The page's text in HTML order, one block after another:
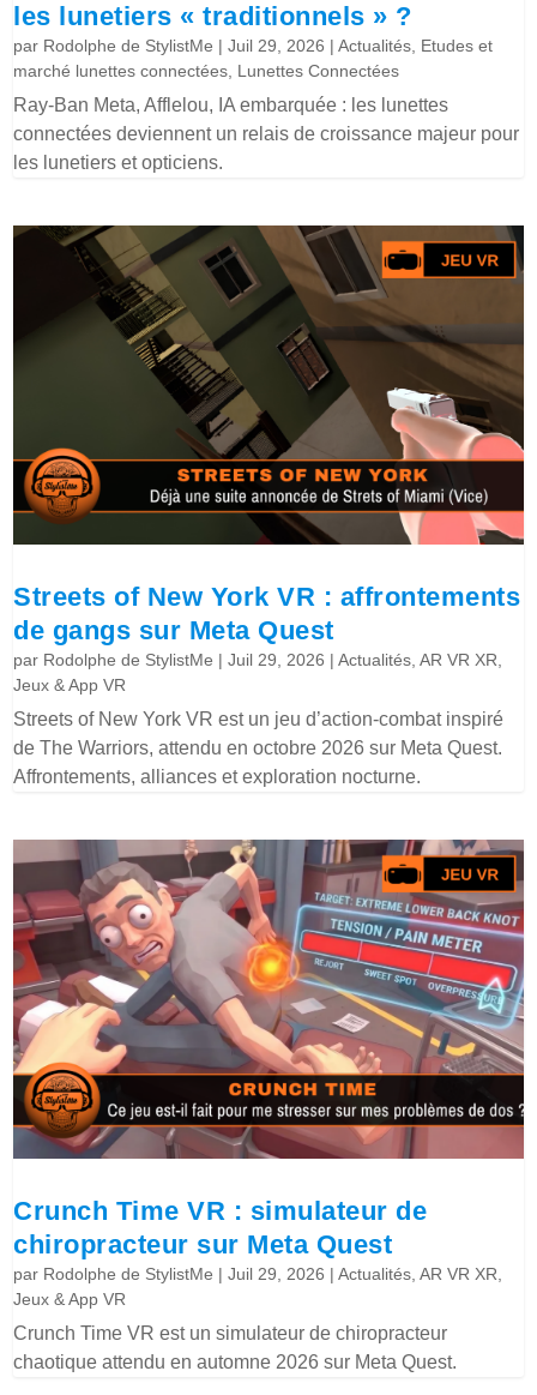
les lunetiers « traditionnels » ?
par Rodolphe de StylistMe |Juil 29, 2026 |Actualités Etudes et
marché lunettes connectées Lunettes Connectées
Ray-Ban Meta, Afflelou, IA embarquée : les lunettes
connectées deviennent un relais de croissance majeur pour
les lunetiers et opticiens.
Streets of New York VR : affrontements
de gangs sur Meta Quest
par Rodolphe de StylistMe |Juil 29, 2026 |Actualités ,AR VR XR
Jeux & App VR
Streets of New York VR est un jeu d’action-combat inspiré
de The Warriors, attendu en octobre 2026 sur Meta Quest.
Affrontements, alliances et exploration nocturne.
Crunch Time VR : simulateur de
chiropracteur sur Meta Quest
par Rodolphe de StylistMe |Juil 29, 2026 |Actualités ,AR VR XR
Jeux & App VR
Crunch Time VR est un simulateur de chiropracteur
chaotique attendu en automne 2026 sur Meta Quest.